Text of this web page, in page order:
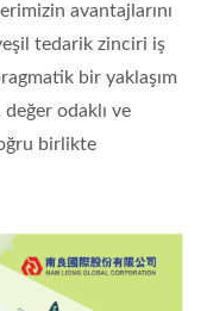
avantajlarını
tedarik zinciri iş
bir yaklaşım
odaklı ve
birlikte